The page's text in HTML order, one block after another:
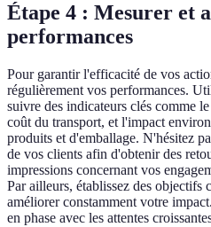
Étape 4 : Mesurer et
performances
Pour garantir l'efficacité de vos
régulièrement vos performances.
suivre des indicateurs clés comme
coût du transport, et l'impact
produits et d'emballage. N'hésitez
de vos clients afin d'obtenir des
impressions concernant vos
Par ailleurs, établissez des objectifs
améliorer constamment votre
en phase avec les attentes